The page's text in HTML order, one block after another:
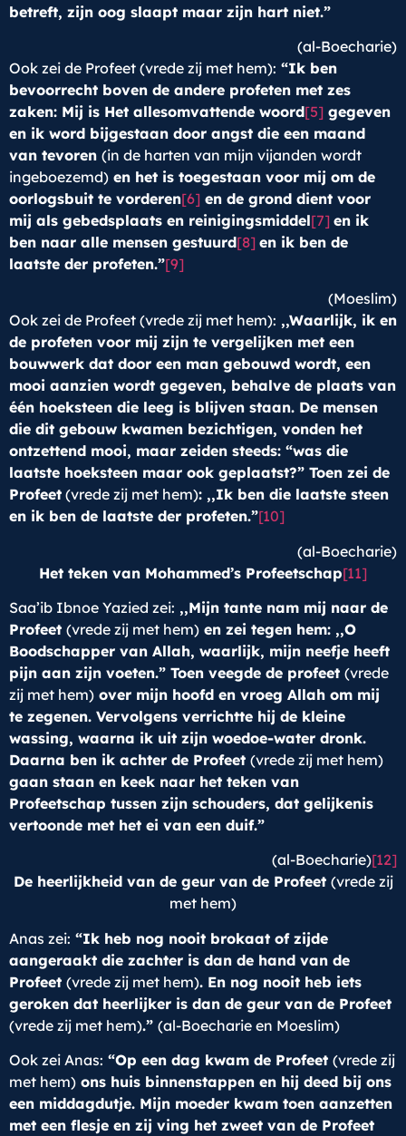
betreft, zijn oog slaapt maar zijn hart niet.”
(al-Boecharie)
Ook zei de Profeet (vrede zij met hem): “Ik ben
bevoorrecht boven de andere profeten met zes
zaken: Mij is Het allesomvattende woord[5] gegeven
en ik word bijgestaan door angst die een maand
van tevoren (in de harten van mijn vijanden wordt
ingeboezemd) en het is toegestaan voor mij om de
oorlogsbuit te vorderen[6] en de grond dient voor
mij als gebedsplaats en reinigingsmiddel[7] en ik
ben naar alle mensen gestuurd[8] en ik ben de
laatste der profeten.”[9]
(Moeslim)
Ook zei de Profeet (vrede zij met hem): ,,Waarlijk, ik en
de profeten voor mij zijn te vergelijken met een
bouwwerk dat door een man gebouwd wordt, een
mooi aanzien wordt gegeven, behalve de plaats van
één hoeksteen die leeg is blijven staan. De mensen
die dit gebouw kwamen bezichtigen, vonden het
ontzettend mooi, maar zeiden steeds: “was die
laatste hoeksteen maar ook geplaatst?” Toen zei de
Profeet (vrede zij met hem): ,,Ik ben die laatste steen
en ik ben de laatste der profeten.”[10]
(al-Boecharie)
Het teken van Mohammed’s Profeetschap[11]
Saa’ib Ibnoe Yazied zei: ,,Mijn tante nam mij naar de
Profeet (vrede zij met hem) en zei tegen hem: ,,O
Boodschapper van Allah, waarlijk, mijn neefje heeft
pijn aan zijn voeten.” Toen veegde de profeet (vrede
zij met hem) over mijn hoofd en vroeg Allah om mij
te zegenen. Vervolgens verrichtte hij de kleine
wassing, waarna ik uit zijn woedoe-water dronk.
Daarna ben ik achter de Profeet (vrede zij met hem)
gaan staan en keek naar het teken van
Profeetschap tussen zijn schouders, dat gelijkenis
vertoonde met het ei van een duif.”
(al-Boecharie)[12]
De heerlijkheid van de geur van de Profeet (vrede zij
met hem)
Anas zei: “Ik heb nog nooit brokaat of zijde
aangeraakt die zachter is dan de hand van de
Profeet (vrede zij met hem). En nog nooit heb iets
geroken dat heerlijker is dan de geur van de Profeet
(vrede zij met hem).” (al-Boecharie en Moeslim)
Ook zei Anas: “Op een dag kwam de Profeet (vrede zij
met hem) ons huis binnenstappen en hij deed bij ons
een middagdutje. Mijn moeder kwam toen aanzetten
met een flesje en zij ving het zweet van de Profeet